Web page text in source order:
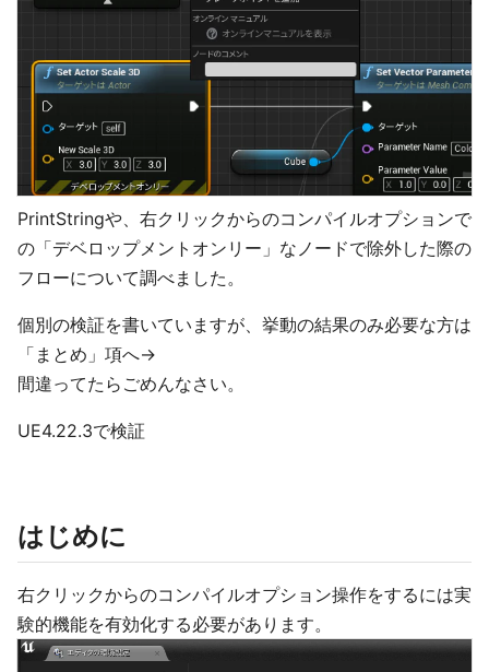
PrintStringや、右クリックからのコンパイルオプションで
の「デベロップメントオンリー」なノードで除外した際の
フローについて調べました。
個別の検証を書いていますが、挙動の結果のみ必要な方は
「まとめ」項へ→
間違ってたらごめんなさい。
UE4.22.3で検証
はじめに
右クリックからのコンパイルオプション操作をするには実
験的機能を有効化する必要があります。